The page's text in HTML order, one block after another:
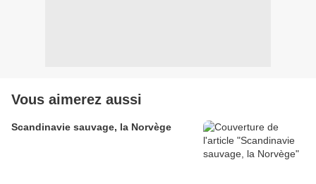
Vous aimerez aussi
Scandinavie sauvage, la Norvège